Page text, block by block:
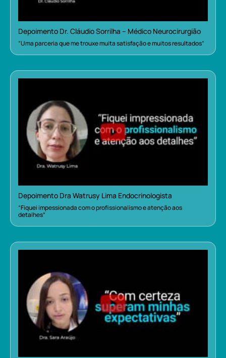
Depoimento Dr. Cláudio Sorrilha – Médico Neurocirurgião
“Uma parceria que me trouxe muita satisfação e muitos resultados”
Depoimento Dra Watrusy Lima Endocrinologista
“Fiquei impessionada com o profissionalismo e atenção aos
detalhes”